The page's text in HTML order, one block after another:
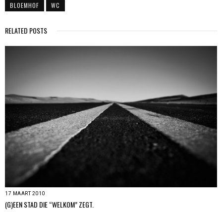
BLOEMHOF
WC
RELATED POSTS
17 MAART 2010
(G)EEN STAD DIE “WELKOM” ZEGT.